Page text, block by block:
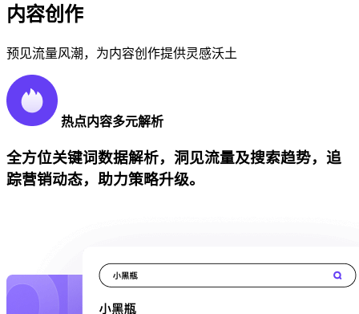
内容创作
预见流量风潮，为内容创作提供灵感沃土
热点内容多元解析
全方位关键词数据解析，洞见流量及搜索趋势，追
踪营销动态，助力策略升级。